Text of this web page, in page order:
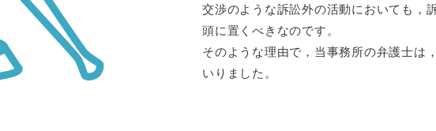
交渉のような訴訟外の活動においても，
頭に置くべきなのです。
そのような理由で，当事務所の弁護士は
いりました。